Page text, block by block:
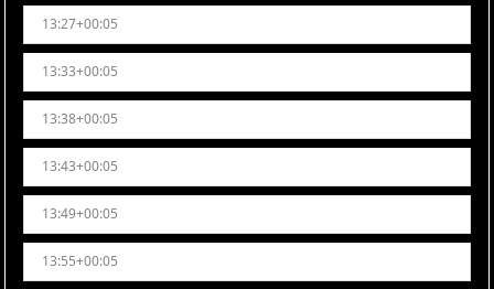
13:27+00:05
13:33+00:05
13:38+00:05
13:43+00:05
13:49+00:05
13:55+00:05